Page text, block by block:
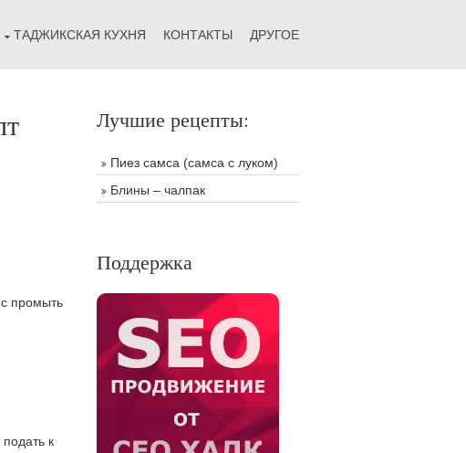
ТАДЖИКСКАЯ КУХНЯ КОНТАКТЫ ДРУГОЕ
промыть
к
Лучшие рецепты:
Пиез самса (самса с луком)
Блины – чалпак
Поддержка